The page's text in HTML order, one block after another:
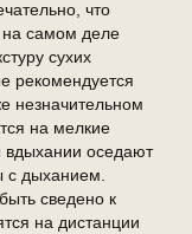
что
на самом деле
сухих
рекомендуется
незначительном
на мелкие
вдыхании оседают
с дыханием.
сведено к
на дистанции